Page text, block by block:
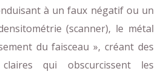
à un faux négatif ou un
(scanner), le métal
du faisceau », créant des
qui obscurcissent les